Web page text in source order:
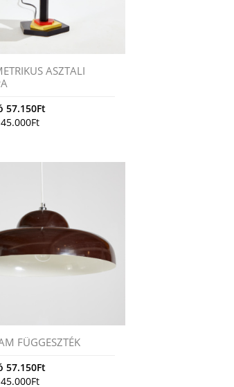
ASZTALI
57.150Ft
45.000Ft
FÜGGESZTÉK
57.150Ft
45.000Ft